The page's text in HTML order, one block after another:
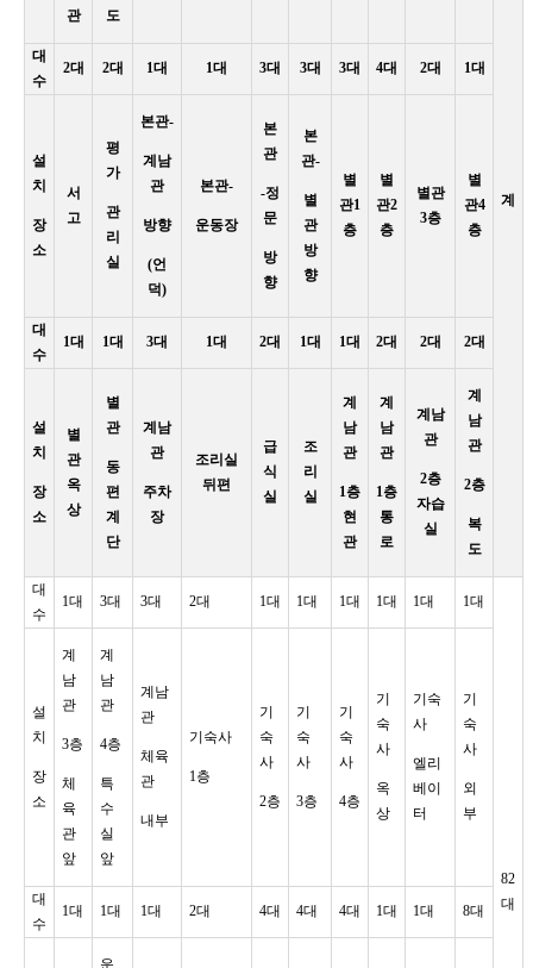
관
도
계
대
수
2대 2대 1대 1대 3대 3대 3대 4대 2대 1대
설
치
장
소
서
고
평
가
관
리
실
본관-
계남
관
방향
(언
덕)
본관-
운동장
본
관
-정
문
방
향
본
관-
별
관
방
향
별
관1
층
별
관2
층
별관
3층
별
관4
층
대
수
1대 1대 3대 1대 2대 1대 1대 2대 2대 2대
설
치
장
소
별
관
옥
상
별
관
동
편
계
단
계남
관
주차
장
조리실
뒤편
급
식
실
조
리
실
계
남
관
1층
현
관
계
남
관
1층
통
로
계남
관
2층
자습
실
계
남
관
2층
복
도
대
수
1대 3대 3대 2대 1대 1대 1대 1대 1대 1대
82
대
설
치
장
소
계
남
관
3층
체
육
관
앞
계
남
관
4층
특
수
실
앞
계남
관
체육
관
내부
기숙사
1층
기
숙
사
2층
기
숙
사
3층
기
숙
사
4층
기
숙
사
옥
상
기숙
사
엘리
베이
터
기
숙
사
외
부
대
수
1대 1대 1대 2대 4대 4대 4대 1대 1대 8대
운